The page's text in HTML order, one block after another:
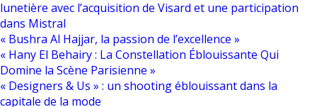
lunetière avec l’acquisition de Visard et une participation
dans Mistral
« Bushra Al Hajjar, la passion de l’excellence »
« Hany El Behairy : La Constellation Éblouissante Qui
Domine la Scène Parisienne »
« Designers & Us » : un shooting éblouissant dans la
capitale de la mode